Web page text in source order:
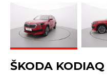
ŠKODA